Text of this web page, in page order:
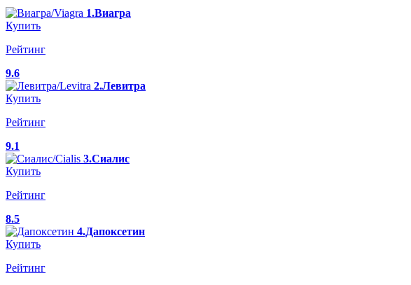
1.Виагра
Купить
Рейтинг
9.6
2.Левитра
Купить
Рейтинг
9.1
3.Сиалис
Купить
Рейтинг
8.5
4.Дапоксетин
Купить
Рейтинг